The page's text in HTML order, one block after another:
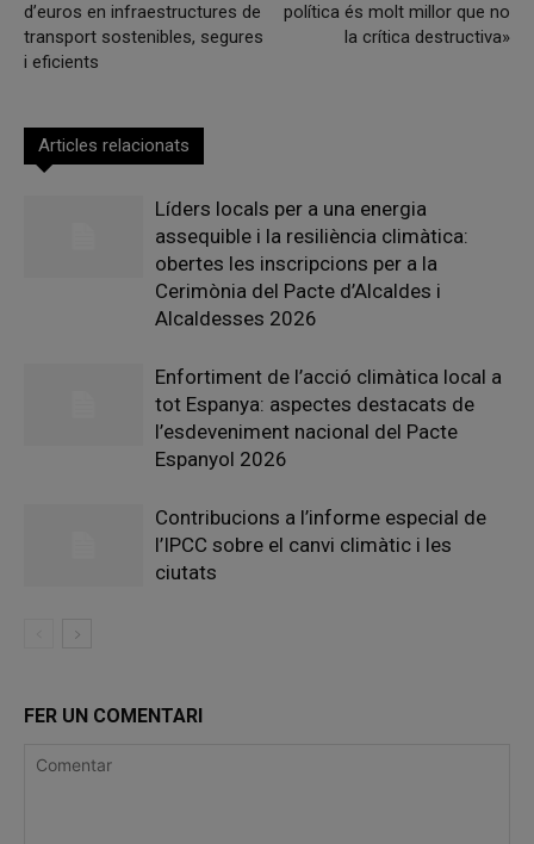
d’euros en infraestructures de
transport sostenibles, segures
i eficients
política és molt millor que no
la crítica destructiva»
Articles relacionats
Líders locals per a una energia
assequible i la resiliència climàtica:
obertes les inscripcions per a la
Cerimònia del Pacte d’Alcaldes i
Alcaldesses 2026
Enfortiment de l’acció climàtica local a
tot Espanya: aspectes destacats de
l’esdeveniment nacional del Pacte
Espanyol 2026
Contribucions a l’informe especial de
l’IPCC sobre el canvi climàtic i les
ciutats
FER UN COMENTARI